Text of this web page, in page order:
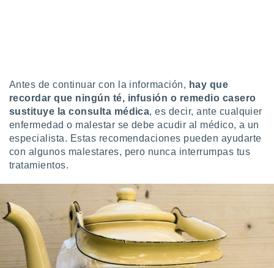
en
de
un
o acceder
datos
perfiles
Antes de continuar con la información, hay que
recordar que ningún té, infusión o remedio casero
sustituye la consulta médica, es decir, ante cualquier
enfermedad o malestar se debe acudir al médico, a un
especialista. Estas recomendaciones pueden ayudarte
con algunos malestares, pero nunca interrumpas tus
tratamientos.